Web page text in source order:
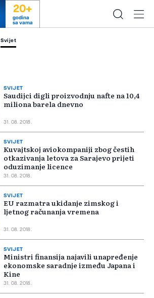
20+
godina
sa vama
Svijet
SVIJET
Saudijci digli proizvodnju nafte na 10,4
miliona barela dnevno
31. 08. 2018.
SVIJET
Kuvajtskoj aviokompaniji zbog čestih
otkazivanja letova za Sarajevo prijeti
oduzimanje licence
31. 08. 2018.
SVIJET
EU razmatra ukidanje zimskog i
ljetnog računanja vremena
31. 08. 2018.
SVIJET
Ministri finansija najavili unapređenje
ekonomske saradnje između Japana i
Kine
31. 08. 2018.